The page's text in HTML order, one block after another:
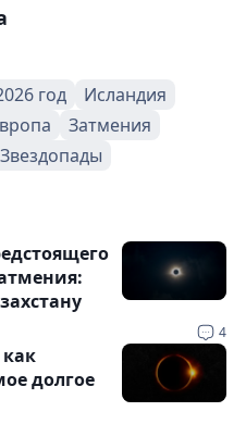
год
Исландия
Затмения
Звездопады
4
долгое